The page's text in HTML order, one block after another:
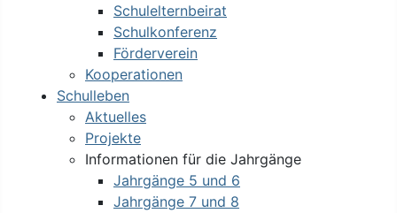
Schulelternbeirat
Schulkonferenz
Förderverein
Kooperationen
Schulleben
Aktuelles
Projekte
Informationen für die Jahrgänge
Jahrgänge 5 und 6
Jahrgänge 7 und 8